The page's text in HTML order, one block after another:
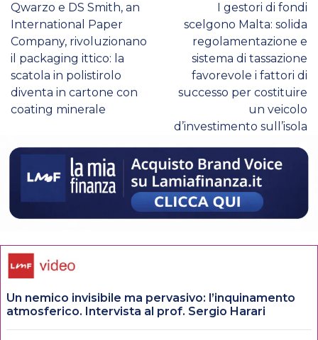
Qwarzo e DS Smith, an
International Paper
Company, rivoluzionano
il packaging ittico: la
scatola in polistirolo
diventa in cartone con
coating minerale
I gestori di fondi
scelgono Malta: solida
regolamentazione e
sistema di tassazione
favorevole i fattori di
successo per costituire
un veicolo
d’investimento sull’isola
Un nemico invisibile ma pervasivo: l’inquinamento
atmosferico. Intervista al prof. Sergio Harari